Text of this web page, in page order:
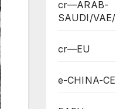
cr—ARAB-
SAUDI/
cr—EU
e-CHINA-